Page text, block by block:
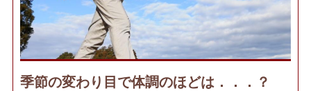
季節の変わり目で体調のほどは．．．？